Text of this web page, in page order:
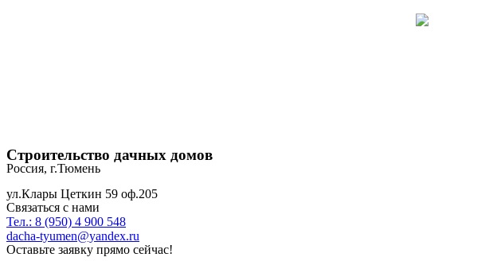
Строительство дачных домов
Россия, г.Тюмень
ул.Клары Цеткин 59 оф.205
Связаться с нами
Тел.: 8 (950) 4 900 548
dacha-tyumen@yandex.ru
Оставьте заявку прямо сейчас!